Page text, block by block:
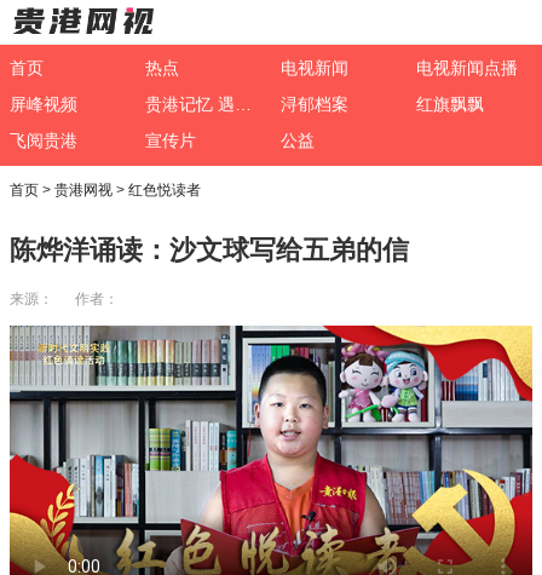
首页 热点 电视新闻
电视新闻点播
屏峰视频
浔郁档案
红旗飘飘
飞阅贵港
宣传片 公益
首页 > 贵港网视 > 红色悦读者
陈烨洋诵读：沙文球写给五弟的信
来源： 作者：